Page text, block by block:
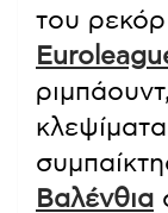
του
Βαλένθια